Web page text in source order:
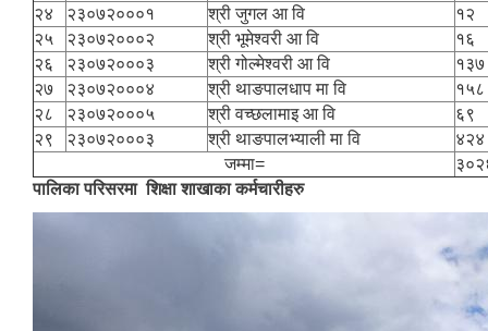
२४
२३०७२०००१ श्री जुगल आ वि
१२
२५
२३०७२०००२ श्री भूमेश्वरी आ वि
१६
२६
२३०७२०००३ श्री गोल्मेश्वरी आ वि
१३७
२७
२३०७२०००४ श्री थाङपालधाप मा वि
१५८
२८
२३०७२०००५ श्री वच्छलामाइ आ वि
६९
२९
२३०७२०००३ श्री थाङपालभ्याली मा वि
४२४
जम्मा=
पालिका परिसरमा शिक्षा शाखाका कर्मचारीहरु